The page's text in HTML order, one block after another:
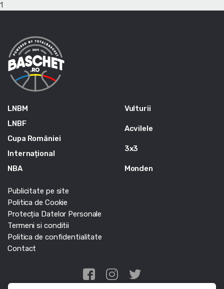
1
LNBM
LNBF
Cupa României
Internațional
NBA
Vulturii
Acvilele
3x3
Monden
Publicitate pe site
Politica de Cookie
Protecția Datelor Personale
Termeni si conditii
Politica de confidentialitate
Contact